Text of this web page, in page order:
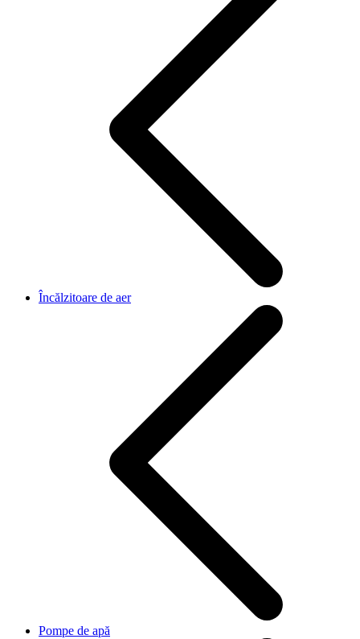
Încălzitoare de aer
Pompe de apă